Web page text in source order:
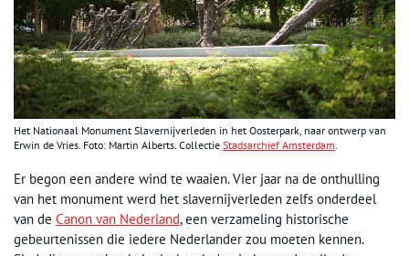
Het Nationaal Monument Slavernijverleden in het Oosterpark, naar ontwerp van
Erwin de Vries. Foto: Martin Alberts. Collectie Stadsarchief Amsterdam.
Er begon een andere wind te waaien. Vier jaar na de onthulling
van het monument werd het slavernijverleden zelfs onderdeel
van de Canon van Nederland, een verzameling historische
gebeurtenissen die iedere Nederlander zou moeten kennen.